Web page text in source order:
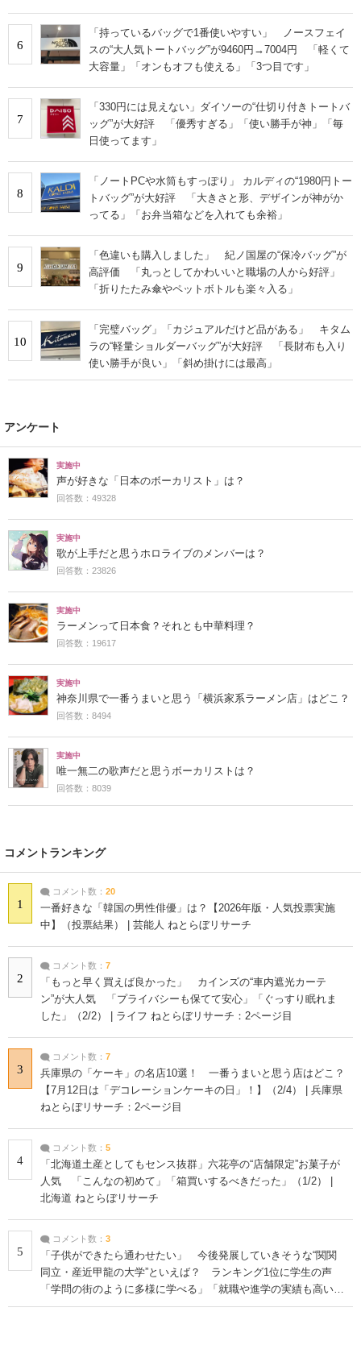
6
「持っているバッグで1番使いやすい」 ノースフェイ
スの“大人気トートバッグ”が9460円→7004円 「軽くて
大容量」「オンもオフも使える」「3つ目です」
7
「330円には見えない」ダイソーの“仕切り付きトートバ
ッグ”が大好評 「優秀すぎる」「使い勝手が神」「毎
日使ってます」
8
「ノートPCや水筒もすっぽり」 カルディの“1980円トー
トバッグ”が大好評 「大きさと形、デザインが神がか
ってる」「お弁当箱などを入れても余裕」
9
「色違いも購入しました」 紀ノ国屋の“保冷バッグ”が
高評価 「丸っとしてかわいいと職場の人から好評」
「折りたたみ傘やペットボトルも楽々入る」
10
「完璧バッグ」「カジュアルだけど品がある」 キタム
ラの“軽量ショルダーバッグ”が大好評 「長財布も入り
使い勝手が良い」「斜め掛けには最高」
アンケート
実施中
声が好きな「日本のボーカリスト」は？
回答数：49328
実施中
歌が上手だと思うホロライブのメンバーは？
回答数：23826
実施中
ラーメンって日本食？それとも中華料理？
回答数：19617
実施中
神奈川県で一番うまいと思う「横浜家系ラーメン店」はどこ？
回答数：8494
実施中
唯一無二の歌声だと思うボーカリストは？
回答数：8039
コメントランキング
1
コメント数： 20
一番好きな「韓国の男性俳優」は？【2026年版・人気投票実施
中】（投票結果） | 芸能人 ねとらぼリサーチ
2
コメント数： 7
「もっと早く買えば良かった」 カインズの“車内遮光カーテ
ン”が大人気 「プライバシーも保てて安心」「ぐっすり眠れま
した」（2/2） | ライフ ねとらぼリサーチ：2ページ目
3
コメント数： 7
兵庫県の「ケーキ」の名店10選！ 一番うまいと思う店はどこ？
【7月12日は「デコレーションケーキの日」！】（2/4） | 兵庫県
ねとらぼリサーチ：2ページ目
4
コメント数： 5
「北海道土産としてもセンス抜群」六花亭の“店舗限定”お菓子が
人気 「こんなの初めて」「箱買いするべきだった」（1/2） |
北海道 ねとらぼリサーチ
5
コメント数： 3
「子供ができたら通わせたい」 今後発展していきそうな“関関
同立・産近甲龍の大学”といえば？ ランキング1位に学生の声
「学問の街のように多様に学べる」「就職や進学の実績も高い」
| 大学 ねとらぼリサーチ